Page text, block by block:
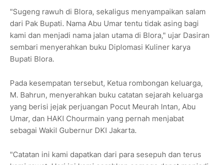
"Sugeng rawuh di Blora, sekaligus menyampaikan salam
dari Pak Bupati. Nama Abu Umar tentu tidak asing bagi
kami dan menjadi nama jalan utama di Blora," ujar Dasiran
sembari menyerahkan buku Diplomasi Kuliner karya
Bupati Blora.
Pada kesempatan tersebut, Ketua rombongan keluarga,
M. Bahrun, menyerahkan buku catatan sejarah keluarga
yang berisi jejak perjuangan Pocut Meurah Intan, Abu
Umar, dan HAKI Chourmain yang pernah menjabat
sebagai Wakil Gubernur DKI Jakarta.
"Catatan ini kami dapatkan dari para sesepuh dan terus